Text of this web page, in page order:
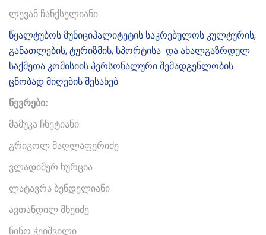
ლევან ჩანქსელიანი
წყალტუბოს მუნიციპალიტეტის საკრებულოს კულტურის,
განათლების, ტურიზმის, სპორტისა და ახალგაზრდულ
საქმეთა კომისიის პერსონალური შემადგენლობის
ცნობად მიღების შესახებ
წევრები:
მამუკა ჩხეტიანი
გრიგოლ მაღლაფერიძე
ვლადიმერ ხურცია
ლატავრა ბენდელიანი
ავთანდილ მხეიძე
ნინო ჭეიშვილი